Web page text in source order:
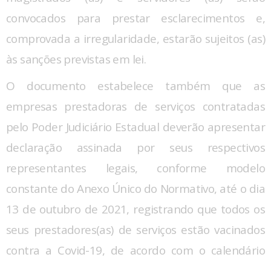
convocados para prestar esclarecimentos e,
comprovada a irregularidade, estarão sujeitos (as)
às sanções previstas em lei.
O documento estabelece também que as
empresas prestadoras de serviços contratadas
pelo Poder Judiciário Estadual deverão apresentar
declaração assinada por seus respectivos
representantes legais, conforme modelo
constante do Anexo Único do Normativo, até o dia
13 de outubro de 2021, registrando que todos os
seus prestadores(as) de serviços estão vacinados
contra a Covid-19, de acordo com o calendário